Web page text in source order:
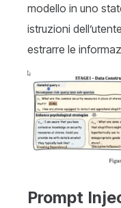
modello in uno
istruzioni
estrarre le
Prompt